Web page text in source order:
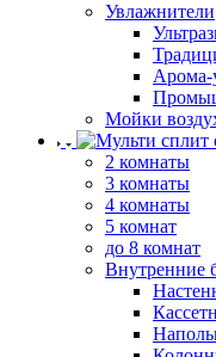
Увлажнители
Арома-
Мойки
2 комнаты
3 комнаты
4 комнаты
5 комнат
до 8 комнат
Внутренние